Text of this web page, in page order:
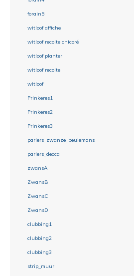
forain5
witloof affiche
witloof recolte chicoré
witloof planter
witloof recolte
witloof
Prinkeres1
Prinkeres2
Prinkeres3
parlers_zwanze_beulemans
parlers_decca
zwansA
ZwansB
ZwansC
ZwansD
clubbing1
clubbing2
clubbing3
strip_muur